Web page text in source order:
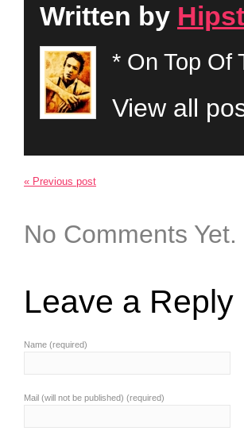
Written by
* On Top Of
View all
« Previous post
No Comments Yet.
Leave a Reply
Name (required)
Mail (will not be published) (required)